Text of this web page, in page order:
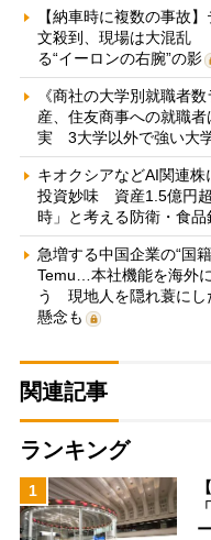
【納車時に複数の事故
文殺到、現場は大混乱
る“イーロンの右腕”の影
《商社の大学別就職者
産、住友商事への就職
実 3大学以外で強い大
キオクシアなどAI関連株
投資妙味 資産1.5億円
時」と考える防衛・食品
急増する中国企業の“国
Temu…本社機能を海外
う 現地人を隠れ蓑にし
懸念も
関連記事
ランキング
1